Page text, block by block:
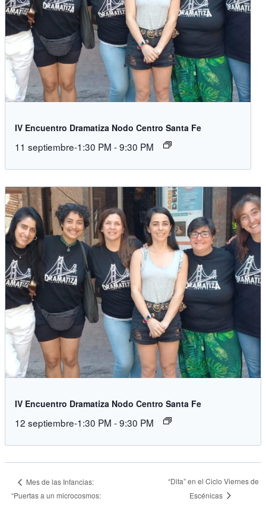
IV Encuentro Dramatiza Nodo Centro Santa Fe
11 septiembre-1:30 PM -9:30 PM
IV Encuentro Dramatiza Nodo Centro Santa Fe
12 septiembre-1:30 PM -9:30 PM
Mes de las Infancias:
“Puertas a un microcosmos:
“Dita” en el Ciclo Viernes de
Escénicas